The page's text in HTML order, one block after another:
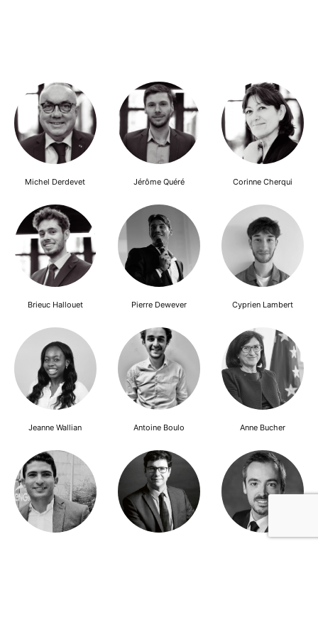
Michel Derdevet Jérôme Quéré Corinne Cherqui
Brieuc Hallouet Pierre Dewever Cyprien Lambert
Jeanne Wallian Antoine Boulo Anne Bucher